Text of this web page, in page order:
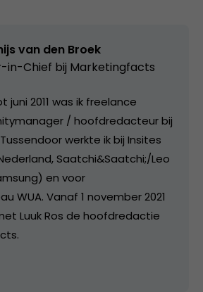
van den Broek
in-Chief bij Marketingfacts
juni 2011 was ik freelance
/ hoofdredacteur bij
werkte ik bij Insites
Saatchi&Saatchi;/Leo
en voor
WUA. Vanaf 1 november 2021
Luuk Ros de hoofdredactie